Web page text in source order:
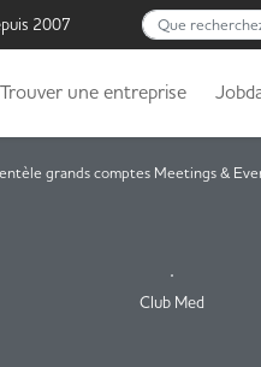
2007 Que recherchez-
Trouver une entreprise
grands comptes Meetings &
Club Med